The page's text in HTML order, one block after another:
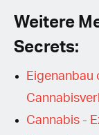
Weitere
Secrets:
Cannabis -